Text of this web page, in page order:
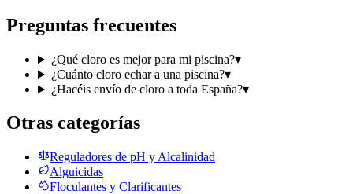
Preguntas frecuentes
¿Qué cloro es mejor para mi piscina?▾
¿Cuánto cloro echar a una piscina?▾
¿Hacéis envío de cloro a toda España?▾
Otras categorías
Reguladores de pH y Alcalinidad
Alguicidas
Floculantes y Clarificantes